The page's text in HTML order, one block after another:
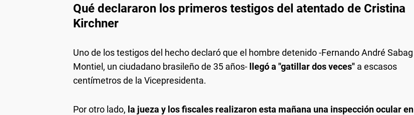
Qué declararon los primeros testigos del atentado de Cristina
Kirchner
Uno de los testigos del hecho declaró que el hombre detenido -Fernando André Sabag
Montiel, un ciudadano brasileño de 35 años- llegó a "gatillar dos veces" a escasos
centímetros de la Vicepresidenta.
Por otro lado, la jueza y los fiscales realizaron esta mañana una inspección ocular en